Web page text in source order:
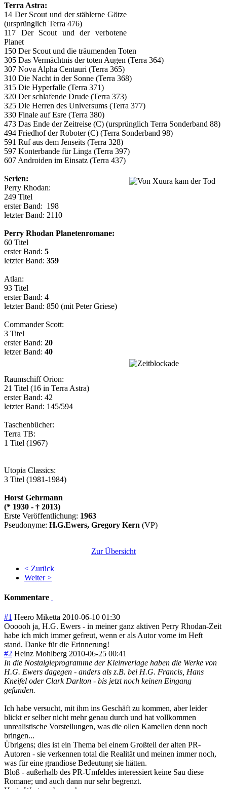
Terra Astra:
14 Der Scout und der stählerne Götze
(ursprünglich Terra 476)
117 Der Scout und der verbotene
Planet
150 Der Scout und die träumenden Toten
305 Das Vermächtnis der toten Augen (Terra 364)
307 Nova Alpha Centauri (Terra 365)
310 Die Nacht in der Sonne (Terra 368)
315 Die Hyperfalle (Terra 371)
320 Der schlafende Drude (Terra 373)
325 Die Herren des Universums (Terra 377)
330 Finale auf Esre (Terra 380)
473 Das Ende der Zeitreise (C) (ursprünglich Terra Sonderband 88)
494 Friedhof der Roboter (C) (Terra Sonderband 98)
591 Ruf aus dem Jenseits (Terra 328)
597 Konterbande für Linga (Terra 397)
607 Androiden im Einsatz (Terra 437)
Serien:
Perry Rhodan:
249 Titel
erster Band: 198
letzter Band: 2110
Perry Rhodan Planetenromane:
60 Titel
erster Band: 5
letzter Band: 359
Atlan:
93 Titel
erster Band: 4
letzter Band: 850 (mit Peter Griese)
Commander Scott:
3 Titel
erster Band: 20
letzer Band: 40
Raumschiff Orion:
21 Titel (16 in Terra Astra)
erster Band: 42
letzter Band: 145/594
Taschenbücher:
Terra TB:
1 Titel (1967)
Utopia Classics:
3 Titel (1981-1984)
Horst Gehrmann
(* 1930 - † 2013)
Erste Veröffentlichung: 1963
Pseudonyme: H.G.Ewers, Gregory Kern (VP)
Zur Übersicht
< Zurück
Weiter >
Kommentare
#1 Heero Miketta 2010-06-10 01:30
Oooooh ja, H.G. Ewers - in meiner ganz aktiven Perry Rhodan-Zeit
habe ich mich immer gefreut, wenn er als Autor vorne im Heft
stand. Danke für die Erinnerung!
#2 Heinz Mohlberg 2010-06-25 00:41
In die Nostalgieprogramme der Kleinverlage haben die Werke von
H.G. Ewers dagegen - anders als z.B. bei H.G. Francis, Hans
Kneifel oder Clark Darlton - bis jetzt noch keinen Eingang
gefunden.
Ich habe versucht, mit ihm ins Geschäft zu kommen, aber leider
blickt er selber nicht mehr genau durch und hat vollkommen
unrealistische Vorstellungen, was die ollen Kamellen denn noch
bringen...
Übrigens; dies ist ein Thema bei einem Großteil der alten PR-
Autoren - sie verkennen total die Realität und meinen immer noch,
was für eine grandiose Bedeutung sie hätten.
Bloß - außerhalb des PR-Umfeldes interessiert keine Sau diese
Romane; und auch dann nur sehr begrenzt.